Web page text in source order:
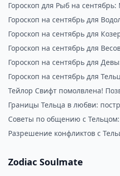
Гороскоп для Рыб на сентябрь:
пробуждения
Гороскоп на сентябрь для
радикальным переменам
Гороскоп на сентябрь для
изменяющий жизнь месяц
Гороскоп на сентябрь для
Гороскоп на сентябрь для
новая вы
Гороскоп на сентябрь для
сходится
Тейлор Свифт помолвлена!
вашу вторую половинку
Границы Тельца в любви:
уважения
Советы по общению с
Разрешение конфликтов с
Zodiac Soulmate